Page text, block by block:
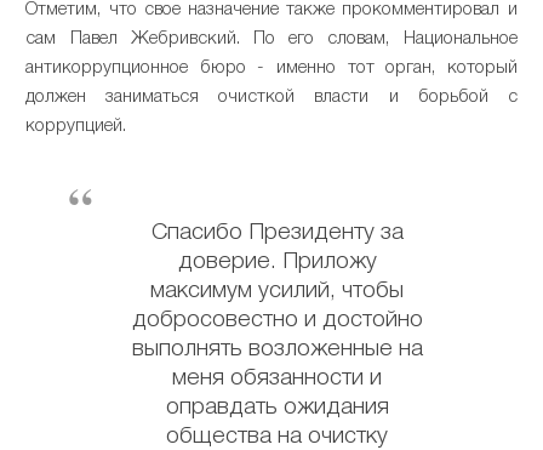
Отметим, что свое назначение также прокомментировал и
сам Павел Жебривский. По его словам, Национальное
антикоррупционное бюро - именно тот орган, который
должен заниматься очисткой власти и борьбой с
коррупцией.
Спасибо Президенту за
доверие. Приложу
максимум усилий, чтобы
добросовестно и достойно
выполнять возложенные на
меня обязанности и
оправдать ожидания
общества на очистку